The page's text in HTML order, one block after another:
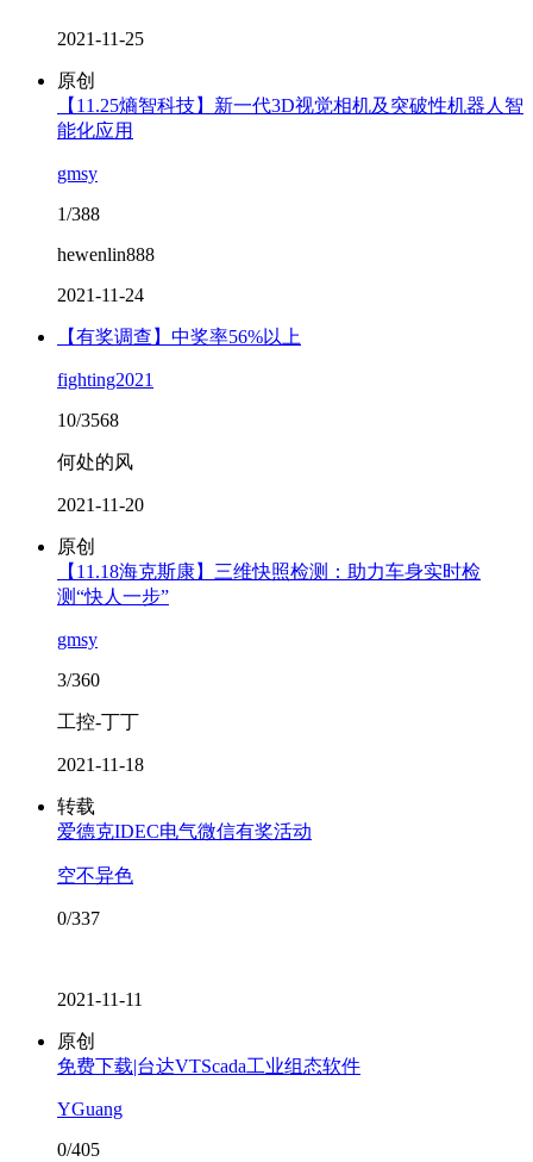
2021-11-25
原创
【11.25熵智科技】新一代3D视觉相机及突破性机器人智
能化应用
gmsy
1/388
hewenlin888
2021-11-24
【有奖调查】中奖率56%以上
fighting2021
10/3568
何处的风
2021-11-20
原创
【11.18海克斯康】三维快照检测：助力车身实时检
测“快人一步”
gmsy
3/360
工控-丁丁
2021-11-18
转载
爱德克IDEC电气微信有奖活动
空不异色
0/337
2021-11-11
原创
免费下载|台达VTScada工业组态软件
YGuang
0/405